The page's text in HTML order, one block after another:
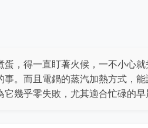
蛋，得一直盯著火候，一不小心
事。而且電鍋的蒸汽加熱方式，
幾乎零失敗，尤其適合忙碌的早